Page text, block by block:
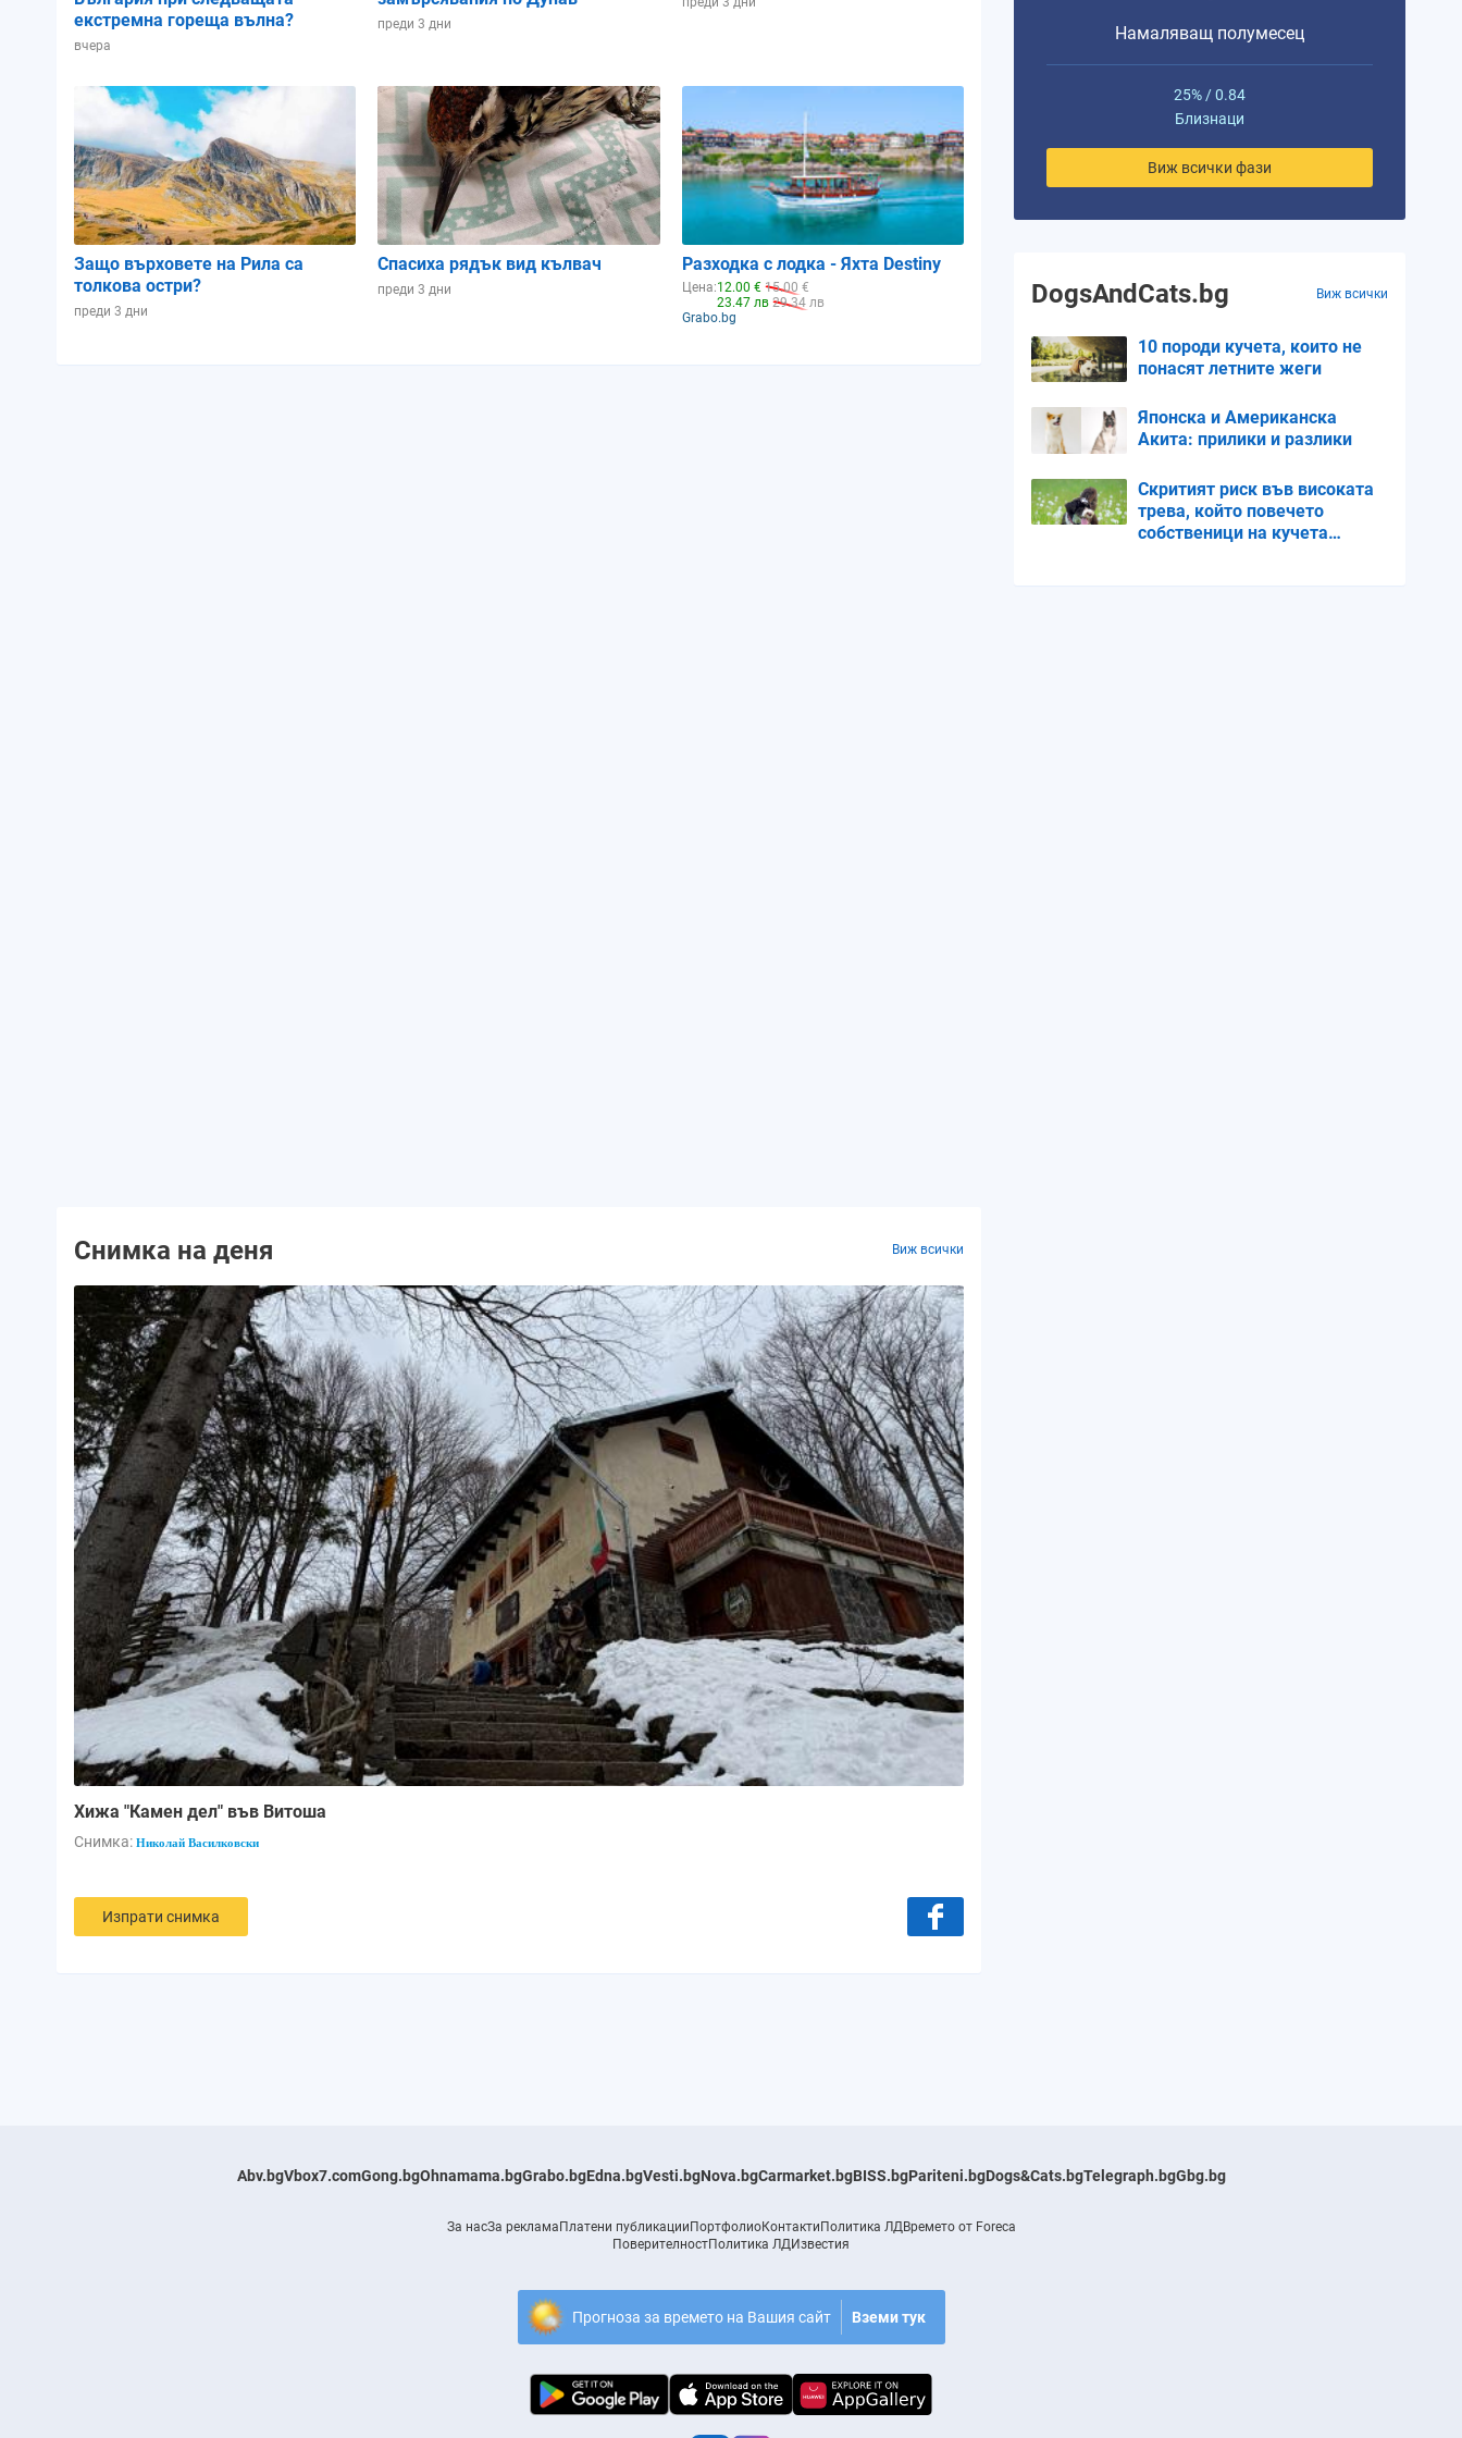
екстремна гореща вълна?
вчера
преди 3 дни
Защо върховете на Рила са
толкова остри?
преди 3 дни
Спасиха рядък вид кълвач
преди 3 дни
Разходка с лодка - Яхта Destiny
Цена:12.00 € 15.00 €
23.47 лв 29.34 лв
Grabo.bg
Снимка на деня Виж всички
Хижа "Камен дел" във Витоша
Снимка: Николай Василковски
Изпрати снимка
Намаляващ полумесец
25% / 0.84
Близнаци
Виж всички фази
DogsAndCats.bg Виж всички
10 породи кучета, които не
понасят летните жеги
Японска и Американска
Акита: прилики и разлики
Скритият риск във високата
трева, който повечето
собственици на кучета
Abv.bgVbox7.comGong.bgOhnamama.bgGrabo.bgEdna.bgVesti.bgNova.bgCarmarket.bgBISS.bgPariteni.bgDogs&Cats.bgTelegraph.bgGbg.bg
За насЗа рекламаПлатени публикацииПортфолиоКонтактиПолитика ЛДВремето от Foreca
ПоверителностПолитика ЛДИзвестия
Прогноза за времето на Вашия сайт Вземи тук